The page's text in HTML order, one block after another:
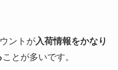
ントが入荷情報をかなり
ことが多いです。